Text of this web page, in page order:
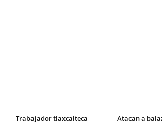
Trabajador tlaxcalteca
Atacan a